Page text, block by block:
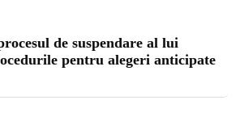
de suspendare al lui
pentru alegeri anticipate